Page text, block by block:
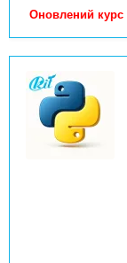
Оновлений курс